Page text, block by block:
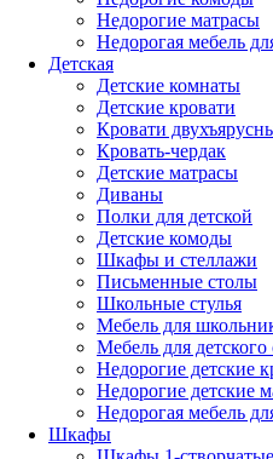
Недорогие матрасы
Недорогая мебель
Детская
Детские комнаты
Детские кровати
Кровати
Кровать-чердак
Детские матрасы
Диваны
Полки для детской
Детские комоды
Шкафы и стеллажи
Письменные столы
Школьные стулья
Мебель для
Мебель для детского
Недорогие детские
Недорогие детские
Недорогая мебель
Шкафы